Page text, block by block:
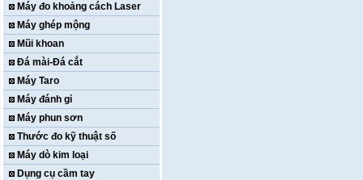
Máy đo khoảng cách Laser
Máy ghép mộng
Mũi khoan
Đá mài-Đá cắt
Máy Taro
Máy đánh gỉ
Máy phun sơn
Thước đo kỹ thuật số
Máy dò kim loại
Dụng cụ cầm tay